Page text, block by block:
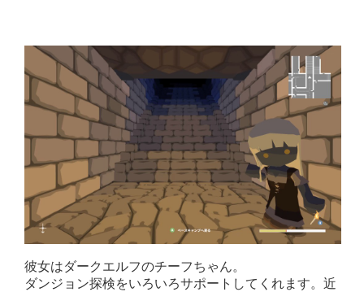
彼女はダークエルフのチーフちゃん。
ダンジョン探検をいろいろサポートしてくれます。近